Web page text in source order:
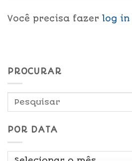
Você precisa fazer log in
PROCURAR
POR DATA
Por